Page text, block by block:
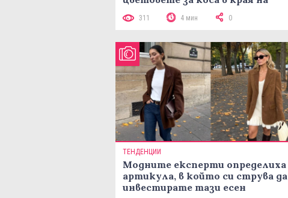
311 4 мин 0
ТЕНДЕНЦИИ
Модните експерти определиха
артикула, в който си струва да
инвестирате тази есен